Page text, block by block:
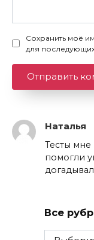
Сохранить моё
для
Наталья
Тесты мне
помогли
Все
Все